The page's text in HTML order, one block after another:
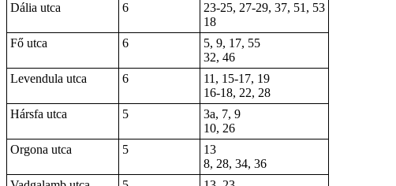
Dália utca
6
23-25, 27-29, 37, 51, 53
18
Fő utca
6
5, 9, 17, 55
32, 46
Levendula utca
6
11, 15-17, 19
16-18, 22, 28
Hársfa utca
5
3a, 7, 9
10, 26
Orgona utca
5
13
8, 28, 34, 36